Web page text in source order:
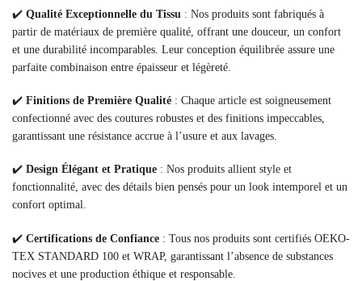
✔️ Qualité Exceptionnelle du Tissu : Nos produits sont fabriqués à
partir de matériaux de première qualité, offrant une douceur, un confort
et une durabilité incomparables. Leur conception équilibrée assure une
parfaite combinaison entre épaisseur et légèreté.
✔️ Finitions de Première Qualité : Chaque article est soigneusement
confectionné avec des coutures robustes et des finitions impeccables,
garantissant une résistance accrue à l’usure et aux lavages.
✔️ Design Élégant et Pratique : Nos produits allient style et
fonctionnalité, avec des détails bien pensés pour un look intemporel et un
confort optimal.
✔️ Certifications de Confiance : Tous nos produits sont certifiés OEKO-
TEX STANDARD 100 et WRAP, garantissant l’absence de substances
nocives et une production éthique et responsable.